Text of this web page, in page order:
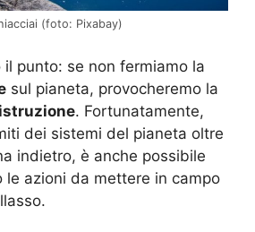
(foto: Pixabay)
il punto: se non fermiamo la
sul pianeta, provocheremo la
. Fortunatamente,
dei sistemi del pianeta oltre
indietro, è anche possibile
le azioni da mettere in campo